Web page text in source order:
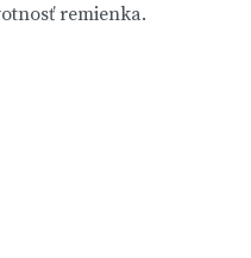
remienka.